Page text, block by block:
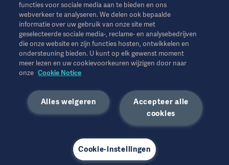
Het is mogelijk dat een genoemde therapie, oplossing of
product niet beschikbaar of toegestaan is in uw land. Informatie
mag niet geheel of gedeeltelijk worden gekopieerd of gebruikt
zonder schriftelijke toestemming van Getinge.
Deze informatie is bedoeld voor een internationaal publiek
buiten de VS.
De weergegeven standpunten, meningen en beweringen zijn
uitsluitend die van de geïnterviewden en weerspiegelen of
vertegenwoordigen niet noodzakelijkerwijs de standpunten van
functies voor sociale media aan te bieden en ons
webverkeer te analyseren. We delen ook bepaalde
informatie over uw gebruik van onze site met
geselecteerde sociale media-, reclame- en analysebedrijven
die onze website en zijn functies hosten, ontwikkelen en
ondersteuning bieden. U kunt op elk gewenst moment
meer lezen en uw cookievoorkeuren wijzigen door naar
onze Cookie Notice
Accepteer alle
cookies
Alles weigeren
Cookie-instellingen